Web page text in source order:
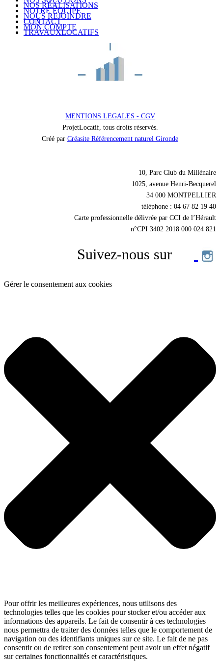
NOS RÉALISATIONS
NOTRE ÉQUIPE
NOUS REJOINDRE
CONTACT
MON COMPTE
TRAVAUXLOCATIFS
MENTIONS LEGALES - CGV
ProjetLocatif, tous droits réservés.
Créé par Créasite Référencement naturel Gironde
10, Parc Club du Millénaire
1025, avenue Henri-Becquerel
34 000 MONTPELLIER
téléphone : 04 67 82 19 40
Carte professionnelle délivrée par CCI de l’Hérault
n°CPI 3402 2018 000 024 821
Suivez-nous sur
Gérer le consentement aux cookies
Pour offrir les meilleures expériences, nous utilisons des
technologies telles que les cookies pour stocker et/ou accéder aux
informations des appareils. Le fait de consentir à ces technologies
nous permettra de traiter des données telles que le comportement de
navigation ou des identifiants uniques sur ce site. Le fait de ne pas
consentir ou de retirer son consentement peut avoir un effet négatif
sur certaines fonctionnalités et caractéristiques.